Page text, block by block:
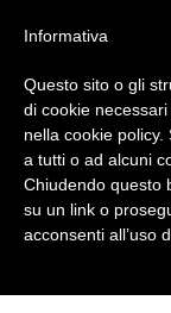
Informativa
Questo sito o gli
di cookie
nella cookie
a tutti o ad alcuni
Chiudendo questo
su un link o
acconsenti all’uso